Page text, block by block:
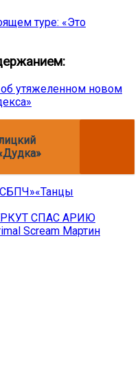
туре: «Это
утяжеленном новом
«Танцы
СПАС АРИЮ
Scream Мартин